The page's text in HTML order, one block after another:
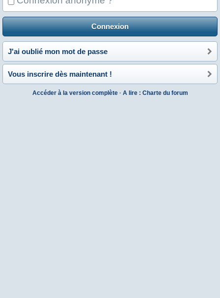
J'ai oublié mon mot de passe
Vous inscrire dès maintenant !
Accéder à la version complète· A lire : Charte du forum